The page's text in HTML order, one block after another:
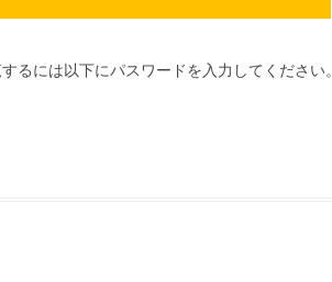
るには以下にパスワードを入力してください。